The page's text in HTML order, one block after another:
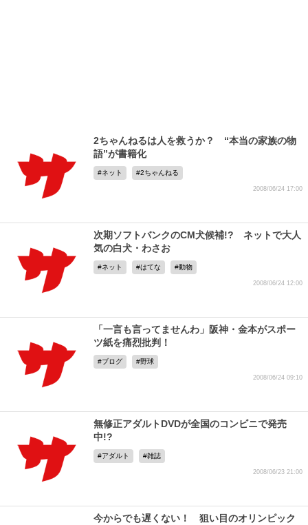
2ちゃんねるは人を救うか？ “本当の家族の物
語”が書籍化
ネット 2ちゃんねる
2008/06/24 17:00
次期ソフトバンクのCM犬候補!? ネットで大人
気の白犬・わさお
ネット はてな 動物
2008/06/24 12:00
「一言も言ってませんわ」阪神・金本がスポー
ツ紙を痛烈批判！
ブログ 野球
2008/06/24 09:10
無修正アダルトDVDが全国のコンビニで発売
中!?
アダルト 雑誌
2008/06/23 21:00
今からでも遅くない！ 狙い目のオリンピック